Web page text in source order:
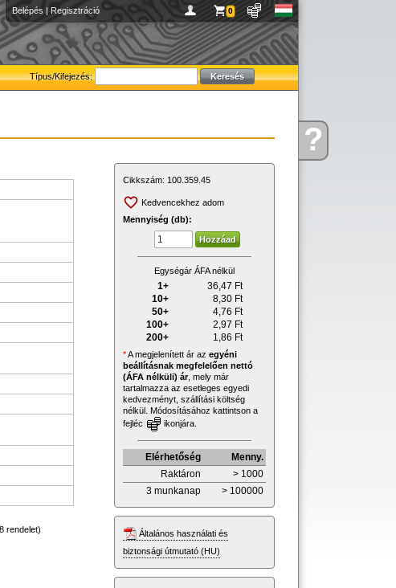
Kérdése?
Belépés | Regisztráció 0
Típus/Kifejezés:
rendelet)
Cikkszám: 100.359.45
Kedvencekhez adom
Mennyiség (db):
Egységár ÁFA nélkül
1+ 36,47 Ft
10+
8,30 Ft
50+
4,76 Ft
100+
2,97 Ft
200+
1,86 Ft
*A megjelenített ár az egyéni
beállításnak megfelelően nettó
(ÁFA nélküli) ár, mely már
tartalmazza az esetleges egyedi
kedvezményt, szállítási költség
nélkül. Módosításához kattintson a
fejléc
ikonjára.
Elérhetőség
Menny.
Raktáron
> 1000
3 munkanap
> 100000
Általános használati és
biztonsági útmutató (HU)